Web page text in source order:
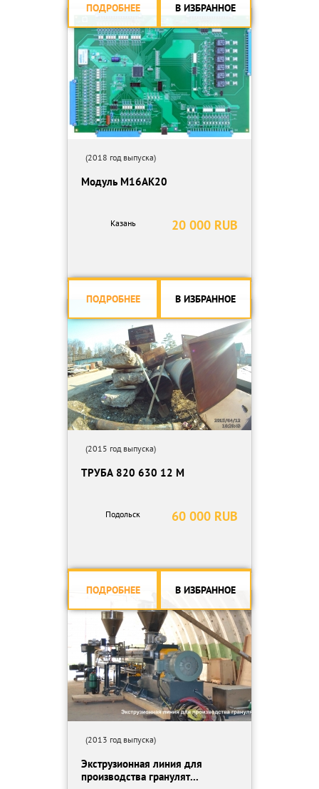
ПОДРОБНЕЕ В ИЗБРАННОЕ
(2018 год выпуска)
Модуль М16АК20
20 000 RUB
Казань
ПОДРОБНЕЕ В ИЗБРАННОЕ
(2015 год выпуска)
ТРУБА 820 630 12 М
60 000 RUB
Подольск
ПОДРОБНЕЕ В ИЗБРАННОЕ
(2013 год выпуска)
Экструзионная линия для
производства гранулят...